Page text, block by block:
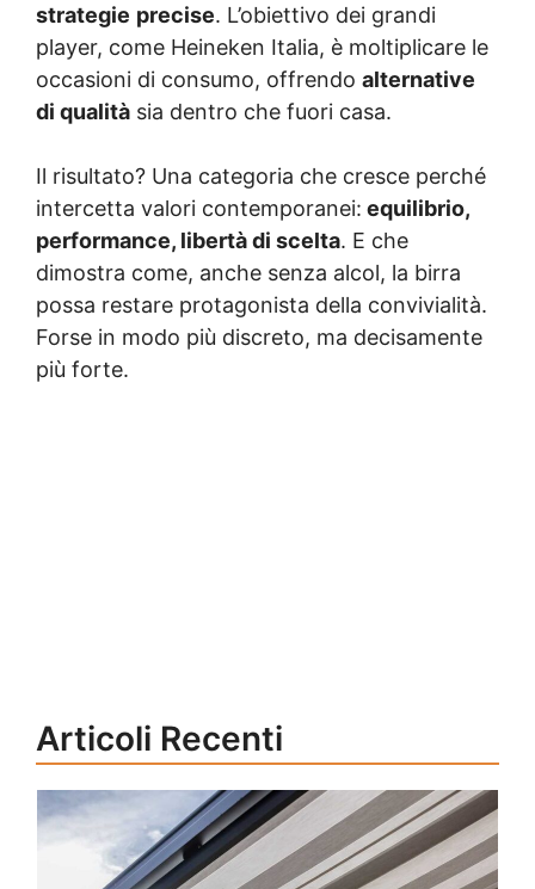
strategie precise. L’obiettivo dei grandi
player, come Heineken Italia, è moltiplicare le
occasioni di consumo, offrendo alternative
di qualità sia dentro che fuori casa.
Il risultato? Una categoria che cresce perché
intercetta valori contemporanei: equilibrio,
performance, libertà di scelta. E che
dimostra come, anche senza alcol, la birra
possa restare protagonista della convivialità.
Forse in modo più discreto, ma decisamente
più forte.
Articoli Recenti